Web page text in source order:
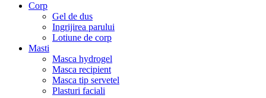
Corp
Gel de dus
Ingrijirea parului
Lotiune de corp
Masti
Masca hydrogel
Masca recipient
Masca tip servetel
Plasturi faciali